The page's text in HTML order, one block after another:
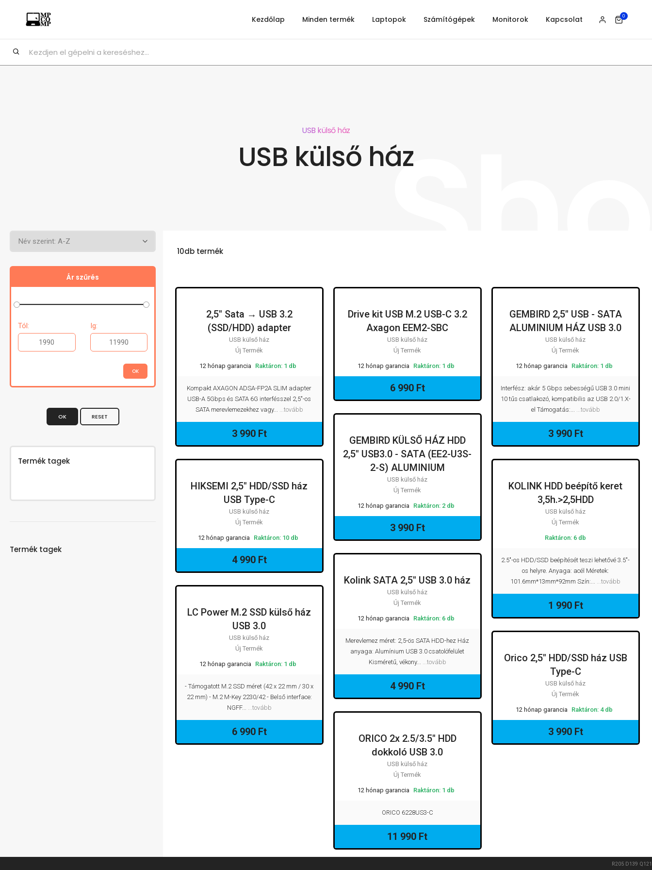
Kezdőlap Minden termék Laptopok Számítógépek Monitorok Kapcsolat 0
USB külső ház
USB külső ház
10db termék
2,5" Sata → USB 3.2
(SSD/HDD) adapter
USB külső ház
Új Termék
12 hónap garancia Raktáron: 1 db
Kompakt AXAGON ADSA-FP2A SLIM adapter
USB-A 5Gbps és SATA 6G interfésszel 2,5"-os
SATA merevlemezekhez vagy... ...tovább
3 990 Ft
Drive kit USB M.2 USB-C 3.2
Axagon EEM2-SBC
USB külső ház
Új Termék
12 hónap garancia Raktáron: 1 db
6 990 Ft
GEMBIRD 2,5" USB - SATA
ALUMINIUM HÁZ USB 3.0
USB külső ház
Új Termék
12 hónap garancia Raktáron: 1 db
Interfész: akár 5 Gbps sebességű USB 3.0 mini
10 tűs csatlakozó, kompatibilis az USB 2.0/1.X-
el Támogatás:... ...tovább
3 990 Ft
GEMBIRD KÜLSŐ HÁZ HDD
2,5" USB3.0 - SATA (EE2-U3S-
2-S) ALUMINIUM
USB külső ház
Új Termék
12 hónap garancia Raktáron: 2 db
3 990 Ft
HIKSEMI 2,5" HDD/SSD ház
USB Type-C
USB külső ház
Új Termék
12 hónap garancia Raktáron: 10 db
4 990 Ft
KOLINK HDD beépítő keret
3,5h.>2,5HDD
USB külső ház
Új Termék
Raktáron: 6 db
2.5"-os HDD/SSD beépítését teszi lehetővé 3.5"-
os helyre. Anyaga: acél Méretek:
101.6mm*13mm*92mm Szín:... ...tovább
1 990 Ft
Kolink SATA 2,5" USB 3.0 ház
USB külső ház
Új Termék
12 hónap garancia Raktáron: 6 db
Merevlemez méret: 2,5-ös SATA HDD-hez Ház
anyaga: Alumínium USB 3.0 csatolófelület
Kisméretű, vékony... ...tovább
4 990 Ft
LC Power M.2 SSD külső ház
USB 3.0
USB külső ház
Új Termék
12 hónap garancia Raktáron: 1 db
- Támogatott M.2 SSD méret (42 x 22 mm / 30 x
22 mm) - M.2 M-Key 2230/42 - Belső interface:
NGFF... ...tovább
6 990 Ft
Orico 2,5" HDD/SSD ház USB
Type-C
USB külső ház
Új Termék
12 hónap garancia Raktáron: 4 db
3 990 Ft
ORICO 2x 2.5/3.5" HDD
dokkoló USB 3.0
USB külső ház
Új Termék
12 hónap garancia Raktáron: 1 db
ORICO 6228US3-C
11 990 Ft
Ár szűrés
Tól: Ig:
OK RESET
Termék tagek
Termék tagek
R205 D139 Q121